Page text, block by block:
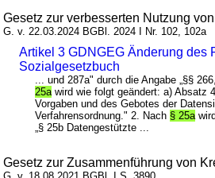
Gesetz zur verbesserten Nutzung
G. v. 22.03.2024 BGBl. 2024 I Nr. 102, 102a
Artikel 3 GDNGEG Änderung des
Sozialgesetzbuch
... und 287a" durch die Angabe „§§
25awird wie folgt geändert: a) Absatz
Vorgaben und des Gebotes der
Verfahrensordnung." 2. Nach § 25a
„§ 25b Datengestützte ...
Gesetz zur Zusammenführung von